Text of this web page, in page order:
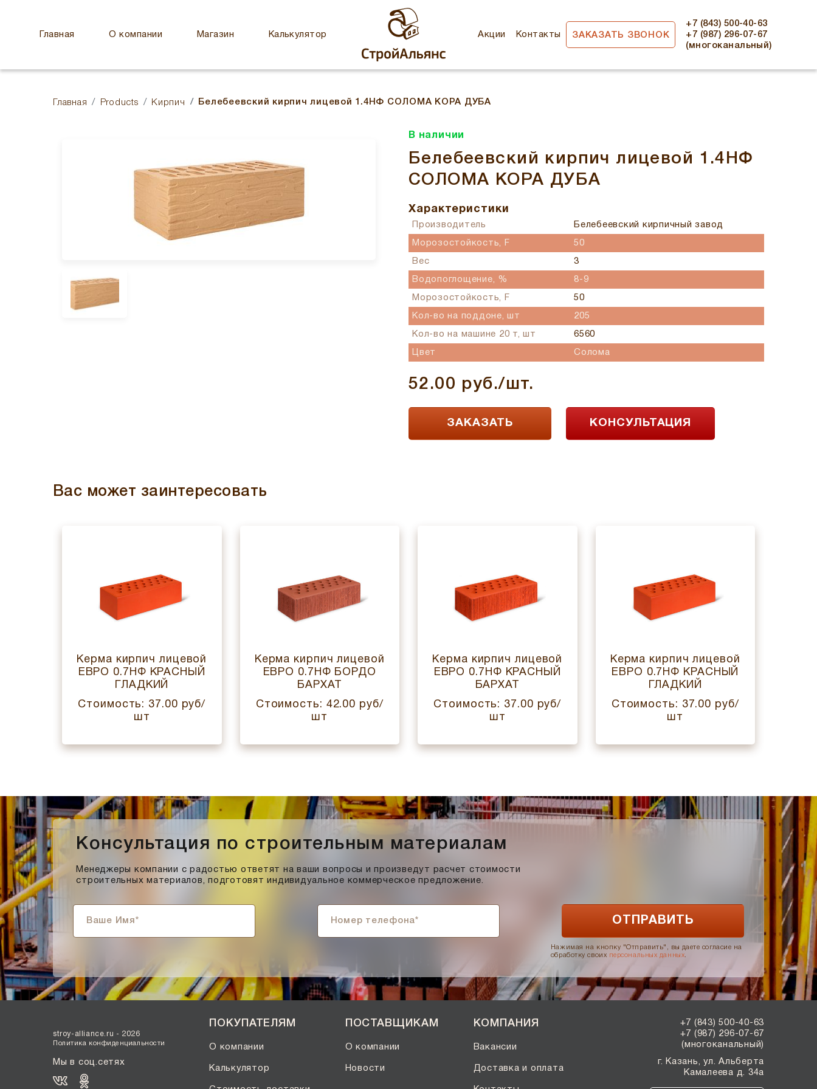
Главная О компании Магазин Калькулятор Акции Контакты ЗАКАЗАТЬ ЗВОНОК
+7 (843) 500-40-63
+7 (987) 296-07-67
(многоканальный)
Главная Products Кирпич Белебеевский кирпич лицевой 1.4НФ СОЛОМА КОРА ДУБА
В наличии
Белебеевский кирпич лицевой 1.4НФ
СОЛОМА КОРА ДУБА
Характеристики
Производитель Белебеевский кирпичный завод
Морозостойкость, F 50
Вес 3
Водопоглощение, % 8-9
Морозостойкость, F 50
Кол-во на поддоне, шт 205
Кол-во на машине 20 т, шт 6560
Цвет Солома
52.00 руб./шт.
ЗАКАЗАТЬ КОНСУЛЬТАЦИЯ
Вас может заинтересовать
Керма кирпич лицевой
ЕВРО 0.7НФ КРАСНЫЙ
ГЛАДКИЙ
Стоимость: 37.00 руб/
шт
Керма кирпич лицевой
ЕВРО 0.7НФ БОРДО
БАРХАТ
Стоимость: 42.00 руб/
шт
Керма кирпич лицевой
ЕВРО 0.7НФ КРАСНЫЙ
БАРХАТ
Стоимость: 37.00 руб/
шт
Керма кирпич лицевой
ЕВРО 0.7НФ КРАСНЫЙ
ГЛАДКИЙ
Стоимость: 37.00 руб/
шт
Консультация по строительным материалам
Менеджеры компании с радостью ответят на ваши вопросы и произведут расчет стоимости
строительных материалов, подготовят индивидуальное коммерческое предложение.
Нажимая на кнопку "Отправить", вы даете согласие на
обработку своих персональных данных
stroy-alliance.ru - 2026
Политика конфиденциальности
Мы в соц.сетях
ПОКУПАТЕЛЯМ
О компании
Калькулятор
ПОСТАВЩИКАМ
О компании
Новости
КОМПАНИЯ
Вакансии
Доставка и оплата
+7 (843) 500-40-63
+7 (987) 296-07-67
(многоканальный)
г. Казань, ул. Альберта
Камалеева д. 34а